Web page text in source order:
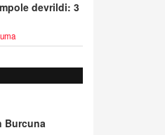
devrildi: 3
Burcuna